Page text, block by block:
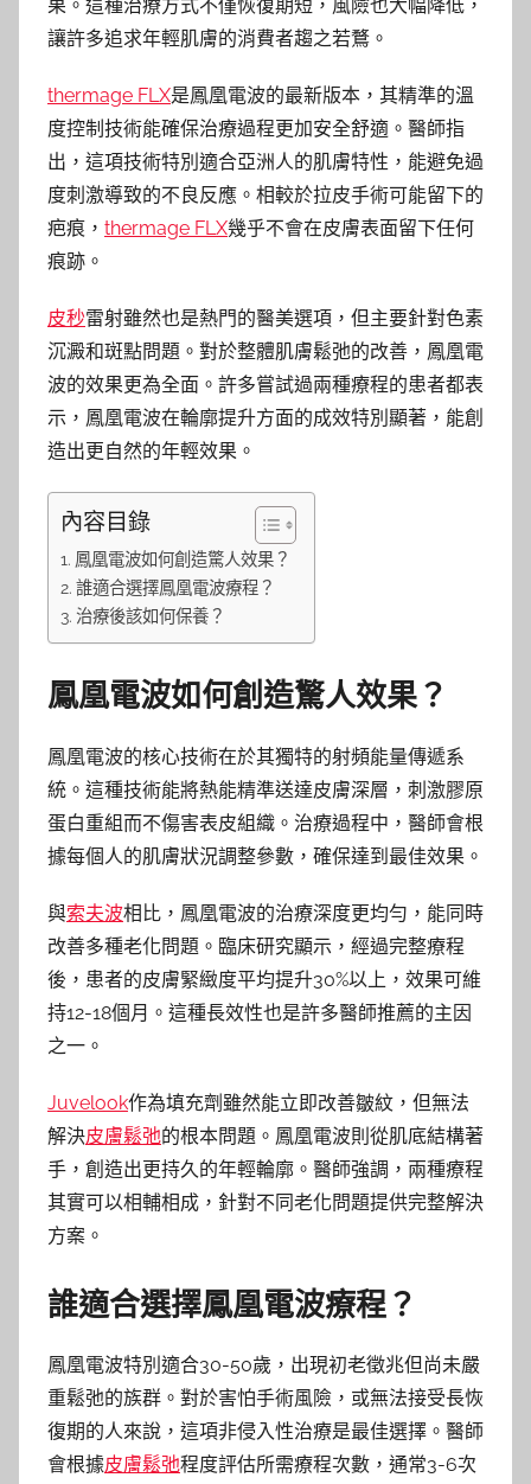
果。這種治療方式不僅恢復期短，風險也大幅降低，
讓許多追求年輕肌膚的消費者趨之若鶩。
thermage FLX是鳳凰電波的最新版本，其精準的溫
度控制技術能確保治療過程更加安全舒適。醫師指
出，這項技術特別適合亞洲人的肌膚特性，能避免過
度刺激導致的不良反應。相較於拉皮手術可能留下的
疤痕， thermage FLX幾乎不會在皮膚表面留下任何
痕跡。
皮秒雷射雖然也是熱門的醫美選項，但主要針對色素
沉澱和斑點問題。對於整體肌膚鬆弛的改善，鳳凰電
波的效果更為全面。許多嘗試過兩種療程的患者都表
示，鳳凰電波在輪廓提升方面的成效特別顯著，能創
造出更自然的年輕效果。
內容目錄
鳳凰電波如何創造驚人效果？
誰適合選擇鳳凰電波療程？
治療後該如何保養？
鳳凰電波如何創造驚人效果？
鳳凰電波的核心技術在於其獨特的射頻能量傳遞系
統。這種技術能將熱能精準送達皮膚深層，刺激膠原
蛋白重組而不傷害表皮組織。治療過程中，醫師會根
據每個人的肌膚狀況調整參數，確保達到最佳效果。
與索夫波相比，鳳凰電波的治療深度更均勻，能同時
改善多種老化問題。臨床研究顯示，經過完整療程
後，患者的皮膚緊緻度平均提升30%以上，效果可維
持12-18個月。這種長效性也是許多醫師推薦的主因
之一。
Juvelook作為填充劑雖然能立即改善皺紋，但無法
解決皮膚鬆弛的根本問題。鳳凰電波則從肌底結構著
手，創造出更持久的年輕輪廓。醫師強調，兩種療程
其實可以相輔相成，針對不同老化問題提供完整解決
方案。
誰適合選擇鳳凰電波療程？
鳳凰電波特別適合30-50歲，出現初老徵兆但尚未嚴
重鬆弛的族群。對於害怕手術風險，或無法接受長恢
復期的人來說，這項非侵入性治療是最佳選擇。醫師
會根據皮膚鬆弛程度評估所需療程次數，通常3-6次